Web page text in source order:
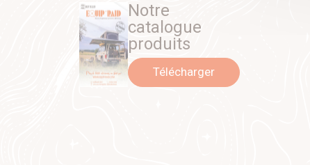
Notre
catalogue
produits
Télécharger